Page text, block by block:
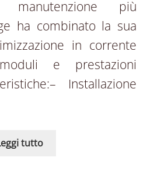
manutenzione più
ha combinato la sua
in corrente
e prestazioni
Installazione
tutto